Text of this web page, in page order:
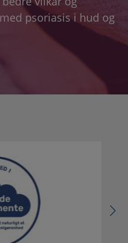
psoriasis i hud og